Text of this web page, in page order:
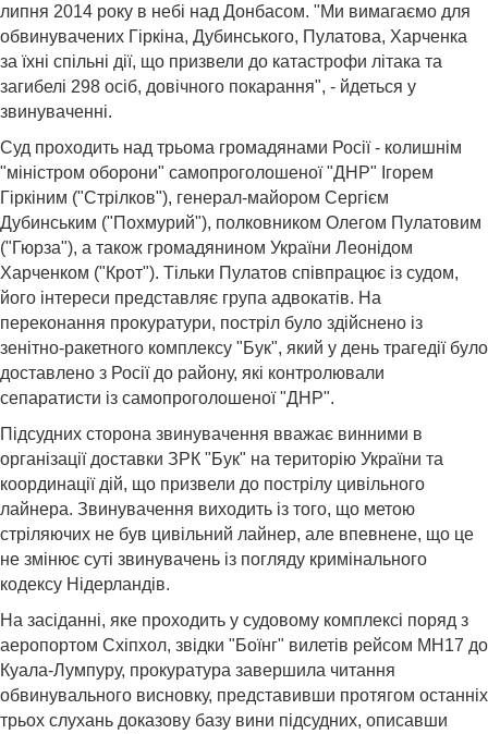
липня 2014 року в небі над Донбасом. "Ми вимагаємо для
обвинувачених Гіркіна, Дубинського, Пулатова, Харченка
за їхні спільні дії, що призвели до катастрофи літака та
загибелі 298 осіб, довічного покарання", - йдеться у
звинуваченні.
Суд проходить над трьома громадянами Росії - колишнім
"міністром оборони" самопроголошеної "ДНР" Ігорем
Гіркіним ("Стрілков"), генерал-майором Сергієм
Дубинським ("Похмурий"), полковником Олегом Пулатовим
("Гюрза"), а також громадянином України Леонідом
Харченком ("Крот"). Тільки Пулатов співпрацює із судом,
його інтереси представляє група адвокатів. На
переконання прокуратури, постріл було здійснено із
зенітно-ракетного комплексу "Бук", який у день трагедії було
доставлено з Росії до району, які контролювали
сепаратисти із самопроголошеної "ДНР".
Підсудних сторона звинувачення вважає винними в
організації доставки ЗРК "Бук" на територію України та
координації дій, що призвели до пострілу цивільного
лайнера. Звинувачення виходить із того, що метою
стріляючих не був цивільний лайнер, але впевнене, що це
не змінює суті звинувачень із погляду кримінального
кодексу Нідерландів.
На засіданні, яке проходить у судовому комплексі поряд з
аеропортом Схіпхол, звідки "Боїнг" вилетів рейсом MH17 до
Куала-Лумпуру, прокуратура завершила читання
обвинувального висновку, представивши протягом останніх
трьох слухань доказову базу вини підсудних, описавши